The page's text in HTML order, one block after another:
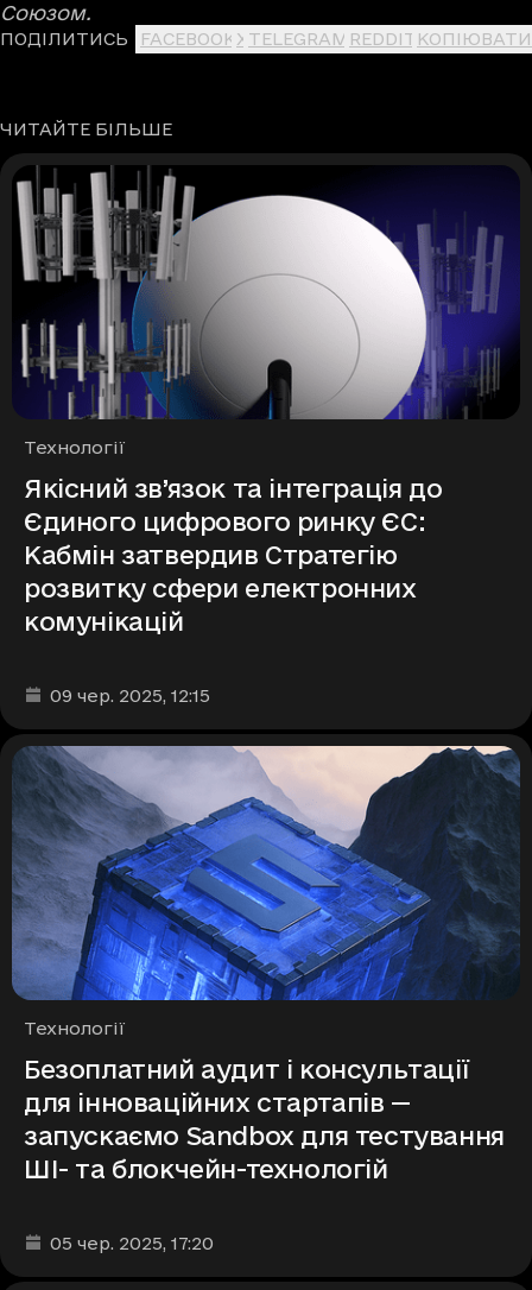
Союзом.
ПОДІЛИТИСЬ FACEBOOK X TELEGRAM REDDIT КОПІЮВАТИ
ЧИТАЙТЕ БІЛЬШЕ
Рубрики
Технології
Якісний зв’язок та інтеграція до
Єдиного цифрового ринку ЄС:
Кабмін затвердив Стратегію
розвитку сфери електронних
комунікацій
Дата та час публікації
09 чер. 2025, 12:15
Рубрики
Технології
Безоплатний аудит і консультації
для інноваційних стартапів —
запускаємо Sandbox для тестування
ШІ- та блокчейн-технологій
Дата та час публікації
05 чер. 2025, 17:20